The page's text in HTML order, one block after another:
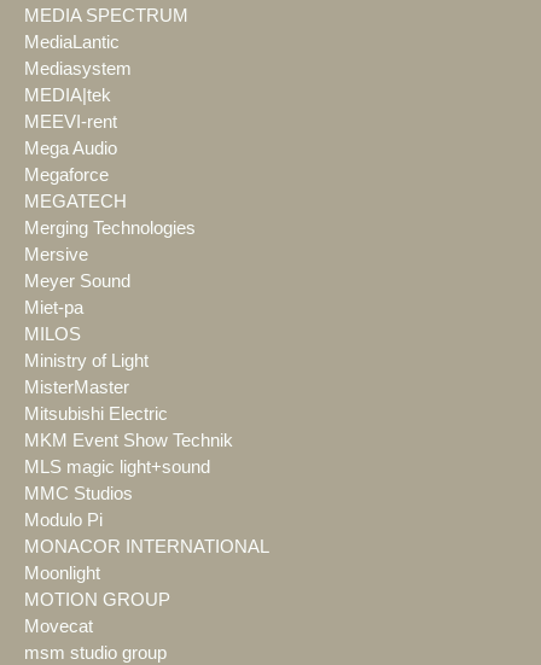
MEDIA SPECTRUM
MediaLantic
Mediasystem
MEDIA|tek
MEEVI-rent
Mega Audio
Megaforce
MEGATECH
Merging Technologies
Mersive
Meyer Sound
Miet-pa
MILOS
Ministry of Light
MisterMaster
Mitsubishi Electric
MKM Event Show Technik
MLS magic light+sound
MMC Studios
Modulo Pi
MONACOR INTERNATIONAL
Moonlight
MOTION GROUP
Movecat
msm studio group